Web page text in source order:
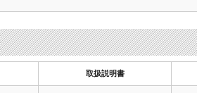
取扱説明書